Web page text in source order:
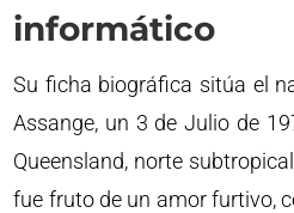
informático
Su ficha biográfica sitúa el
Assange, un 3 de Julio de
Queensland, norte
fue fruto de un amor furtivo,